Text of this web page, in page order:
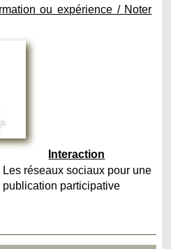
ou expérience / Noter
Interaction
Les réseaux sociaux pour une
publication participative